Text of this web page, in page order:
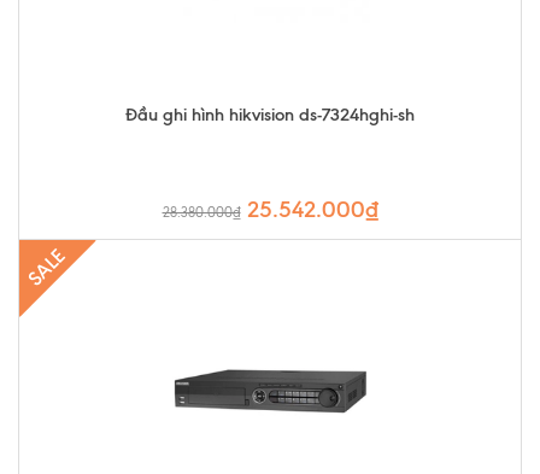
Đầu ghi hình hikvision ds-7324hghi-sh
28.380.000₫ 25.542.000₫
SALE